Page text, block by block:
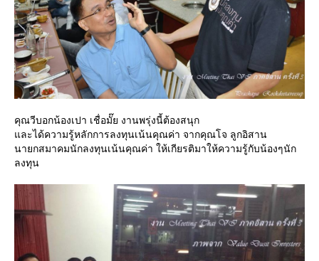
คุณวีบอกน้องเปา เชื่อมั๊ย งานพรุ่งนี้ต้องสนุก
ละได้ความรู้หลักการลงทุนเน้นคุณค่า จากคุณโจ ลูกอิสาน
นายกสมาคมนักลงทุนเน้นคุณค่า ให้เกียรติมาให้ความรู้กับน้องๆนัก
ลงทุน